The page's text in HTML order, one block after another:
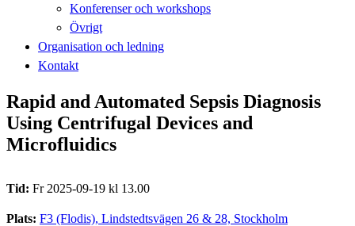
Konferenser och workshops
Övrigt
Organisation och ledning
Kontakt
Rapid and Automated Sepsis Diagnosis
Using Centrifugal Devices and
Microfluidics
Tid: Fr 2025-09-19 kl 13.00
Plats: F3 (Flodis), Lindstedtsvägen 26 & 28, Stockholm